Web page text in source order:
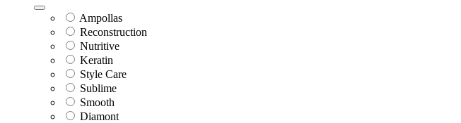
Ampollas
Reconstruction
Nutritive
Keratin
Style Care
Sublime
Smooth
Diamont